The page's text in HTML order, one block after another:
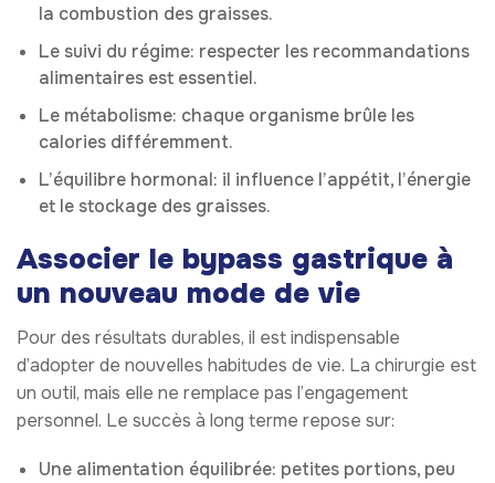
la combustion des graisses.
Le suivi du régime: respecter les recommandations
alimentaires est essentiel.
Le métabolisme: chaque organisme brûle les
calories différemment.
L’équilibre hormonal: il influence l’appétit, l’énergie
et le stockage des graisses.
Associer le bypass gastrique à
un nouveau mode de vie
Pour des résultats durables, il est indispensable
d’adopter de nouvelles habitudes de vie. La chirurgie est
un outil, mais elle ne remplace pas l’engagement
personnel. Le succès à long terme repose sur:
Une alimentation équilibrée: petites portions, peu